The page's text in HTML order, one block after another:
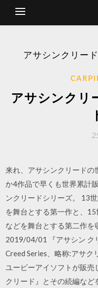
アサシンクリー
アサシンクリ
来れ、アサシンクリード
か4作品で早くも世界累計
ンクリードシリーズ。 13
を舞台とする第一作と、
などを舞台とする第二作を
2019/04/01 『アサシン ク
Creed Series、略称:アサク
ユービーアイソフトが販
クリード』とその続編など